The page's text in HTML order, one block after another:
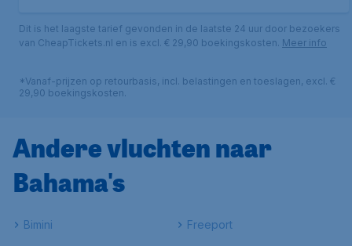
Dit is het laagste tarief gevonden in de laatste 24 uur door bezoekers
van CheapTickets.nl en is excl. € 29,90 boekingskosten. Meer info
*Vanaf-prijzen op retourbasis, incl. belastingen en toeslagen, excl. €
29,90 boekingskosten.
Andere vluchten naar
Bahama's
Bimini
Freeport